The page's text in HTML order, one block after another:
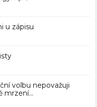
u zápisu
volbu nepovažuji
mrzení…